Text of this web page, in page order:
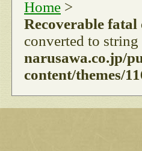
Home >
Recoverable
converted to
narusawa.co.jp/
content/themes/